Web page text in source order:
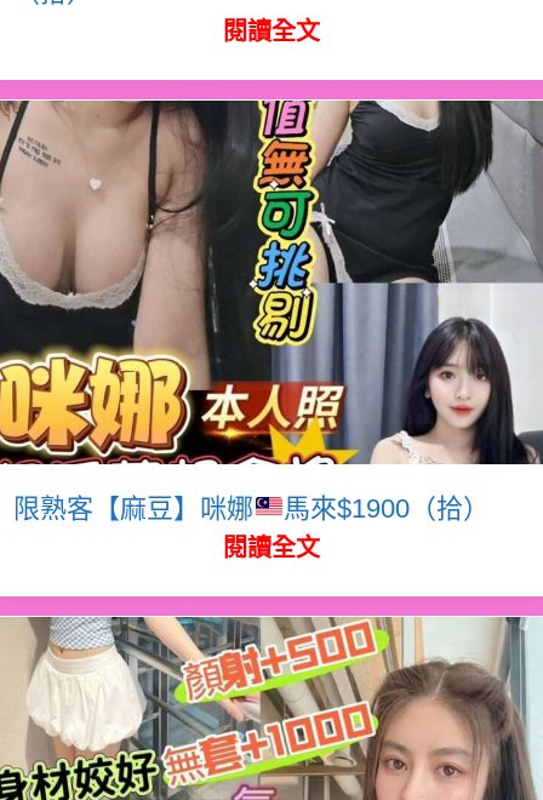
閱讀全文
限熟客【麻豆】咪娜 馬來$1900（拾）
閱讀全文